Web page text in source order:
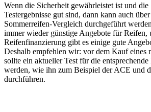
Wenn die Sicherheit gewährleistet ist und die
Testergebnisse gut sind, dann kann auch
Sommerreifen-Vergleich durchgeführt
immer wieder günstige Angebote für Reifen,
Reifenfinanzierung gibt es einige gute
Deshalb empfehlen wir: vor dem Kauf eines
sollte ein aktueller Test für die entsprechende
werden, wie ihn zum Beispiel der ACE und
durchführen.